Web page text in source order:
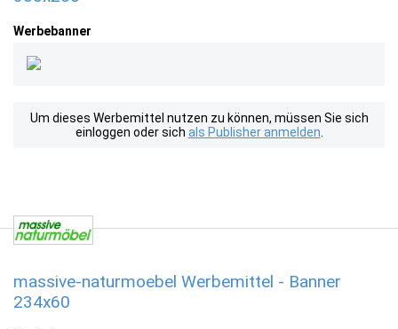
Werbebanner
Um dieses Werbemittel nutzen zu können, müssen Sie sich
einloggen oder sich als Publisher anmelden
massive-naturmoebel Werbemittel - Banner
234x60